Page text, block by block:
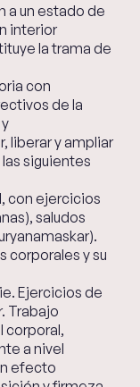
a un estado de
interior
la trama de
con
de la
liberar y ampliar
siguientes
con ejercicios
saludos
corporales y su
Ejercicios de
Trabajo
corporal,
a nivel
efecto